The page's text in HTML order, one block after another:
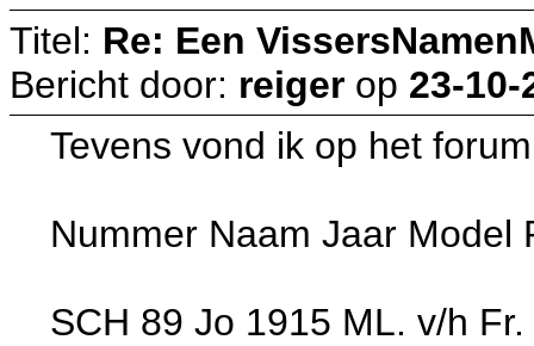
Titel: Re: Een
Bericht door: reiger op 23-10-
Tevens vond ik op het
Nummer Naam Jaar Model
SCH 89 Jo 1915 ML. v/h Fr.